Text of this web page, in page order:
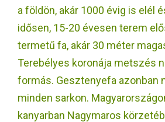
R
Y
M
a földön, akár 1000 évig is elél
idősen, 15-20 évesen terem
termetű fa, akár 30 méter
Terebélyes koronája metszés
formás. Gesztenyefa azonban
minden sarkon.
kanyarban Nagymaros